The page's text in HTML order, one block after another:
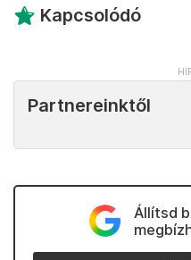
Kapcsolódó
Partnereinktől
Állítsd